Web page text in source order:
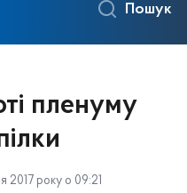
Пошук
пленуму
2017 року о 09:21